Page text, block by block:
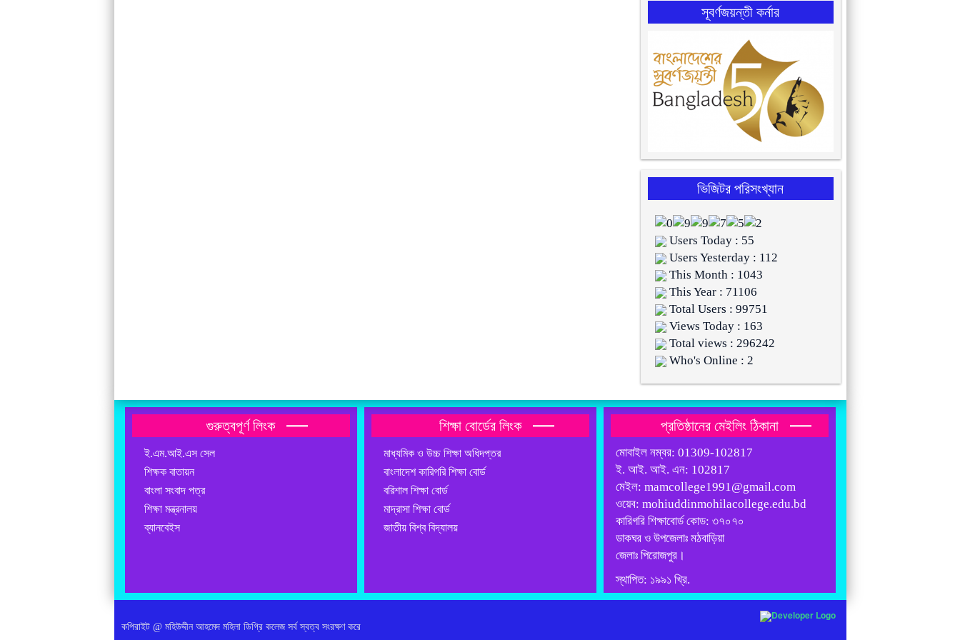
সূবর্ণজয়ন্তী কর্নার
ভিজিটর পরিসংখ্যান
Users Today : 55
Users Yesterday : 112
This Month : 1043
This Year : 71106
Total Users : 99751
Views Today : 163
Total views : 296242
Who's Online : 2
গুরুত্বপূর্ণ লিংক
ই.এম.আই.এস সেল
শিক্ষক বাতায়ন
বাংলা সংবাদ পত্র
শিক্ষা মন্ত্রনালয়
ব্যানবেইস
শিক্ষা বোর্ডের লিংক
মাধ্যমিক ও উচ্চ শিক্ষা অধিদপ্তর
বাংলাদেশ কারিগরি শিক্ষা বোর্ড
বরিশাল শিক্ষা বোর্ড
মাদ্রাসা শিক্ষা বোর্ড
জাতীয় বিশ্ব বিদ্যালয়
প্রতিষ্ঠানের মেইলিং ঠিকানা
মোবাইল নম্বর: 01309-102817
ই. আই. আই. এন: 102817
মেইল: mamcollege1991@gmail.com
ওয়েব: mohiuddinmohilacollege.edu.bd
কারিগরি শিক্ষাবোর্ড কোড: ৩৭০৭০
ডাকঘর ও উপজেলাঃ মঠবাড়িয়া
জেলাঃ পিরোজপুর।
স্থাপিত: ১৯৯১ খ্রি.
কপিরাইট @ মহিউদ্দীন আহমেদ মহিলা ডিগ্রি কলেজ সর্ব স্বত্ব সংরক্ষণ করে